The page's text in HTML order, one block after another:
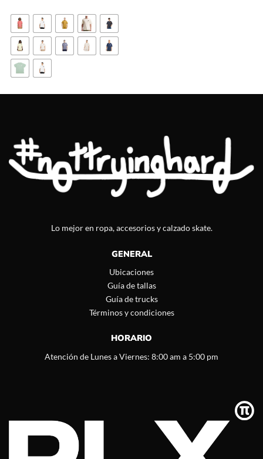
Lo mejor en ropa, accesorios y calzado skate.
GENERAL
Ubicaciones
Guía de tallas
Guía de trucks
Términos y condiciones
HORARIO
Atención de Lunes a Viernes: 8:00 am a 5:00 pm